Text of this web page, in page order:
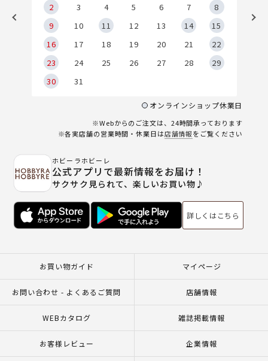
2
3 4 5 6 7
8
9
10 11 12 13 14
15
16
17 18 19 20 21
22
23
24 25 26 27 28
29
30
31
オンラインショップ休業日
※Webからのご注文は、24時間承っております
※各実店舗の営業時間・休業日は店舗情報をご覧ください
ホビーラホビーレ
公式アプリで最新情報をお届け！
サクサク見られて、楽しいお買い物♪
詳しくはこちら
お買い物ガイド マイページ
お問い合わせ - よくあるご質問 店舗情報
WEBカタログ 雑誌掲載情報
お客様レビュー 企業情報